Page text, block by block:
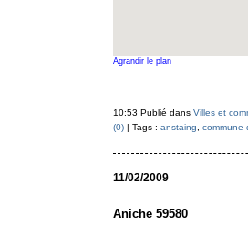
Agrandir le plan
10:53 Publié dans Villes et
(0)| Tags : anstaing commune
11/02/2009
Aniche 59580